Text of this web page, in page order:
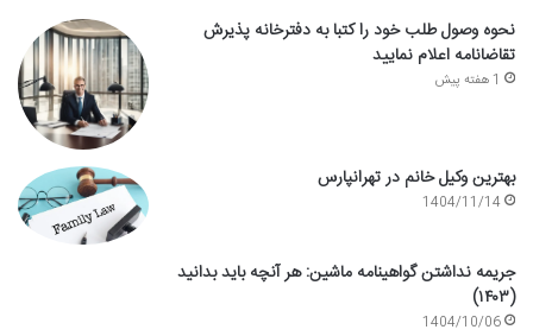
نحوه وصول طلب خود را کتبا به دفترخانه پذیرش
تقاضانامه اعلام نمایید
1 هفته پیش
بهترین وکیل خانم در تهرانپارس
1404/11/14
جریمه نداشتن گواهینامه ماشین: هر آنچه باید بدانید
(۱۴۰۳)
1404/10/06